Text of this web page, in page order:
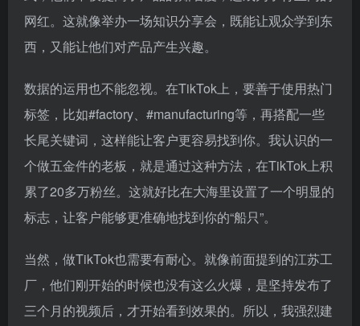
网红。这就像举办一场知识分享会，既能让观众学到东
西，又能让他们对产品产生兴趣。
数据的运用也不能忽视。在TikTok上，要善于使用热门
标签，比如#factory、#manufacturing等，再搭配一些
长尾关键词，这样能让客户更容易找到你。我认识的一
个做五金件的老板，就是通过这种方法，在TikTok上积
累了20多万粉丝。这就好比在大海里设置了一个明显的
标志，让客户能够更准确地找到你的“船只”。
当然，做TikTok也需要有耐心。就像前面提到的江苏工
厂，他们刚开始的时候也没有这么火爆，是坚持发布了
三个月的视频后，才开始看到效果的。所以，我强烈建